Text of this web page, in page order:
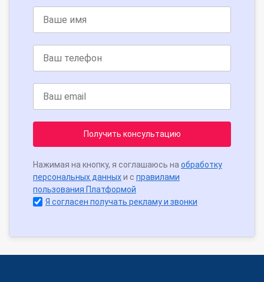
Получить консультацию
Нажимая на кнопку, я соглашаюсь на обработку
персональных данныхи с правилами
пользования Платформой
Я согласен получать рекламу и звонки